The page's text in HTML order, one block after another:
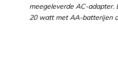
meegeleverde AC-adapter.
20 watt met AA-batterijen